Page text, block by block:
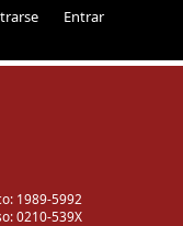
Entrar
1989-5992
0210-539X